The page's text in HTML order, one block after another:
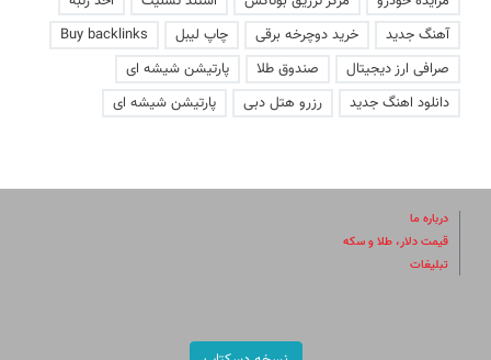
آهنگ جدید
خرید دوچرخه برقی چاپ لیبل
Buy backlinks
صرافی ارز دیجیتال
صندوق طلا
پارتیشن شیشه ای
دانلود اهنگ جدید
رزرو هتل دبی پارتیشن شیشه ای
درباره ما
قیمت دلار، طلا و سکه
تبلیغات